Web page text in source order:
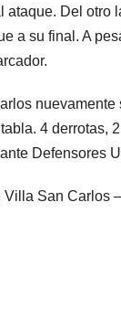
ataque. Del
a su final. A
4 derrotas,
Defensores
San Carlos